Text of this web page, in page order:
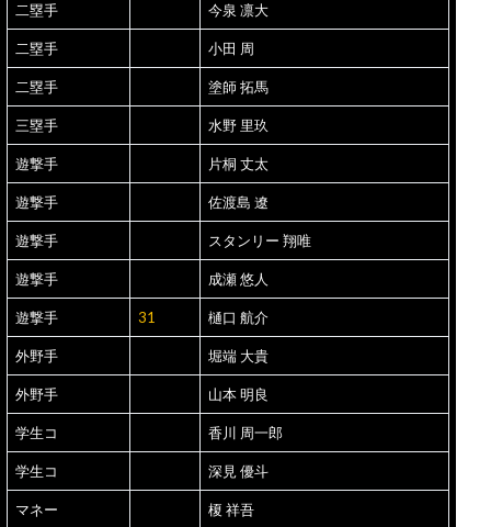
二塁手 今泉 凛大
二塁手 小田 周
二塁手 塗師 拓馬
三塁手 水野 里玖
遊撃手 片桐 丈太
遊撃手 佐渡島 遼
遊撃手 スタンリー 翔唯
遊撃手 成瀬 悠人
遊撃手 31 樋口 航介
外野手 堀端 大貴
外野手 山本 明良
学生コ 香川 周一郎
学生コ 深見 優斗
マネー 榎 祥吾